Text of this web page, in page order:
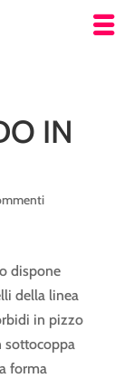
IN
dispone
della linea
in pizzo
sottocoppa
forma